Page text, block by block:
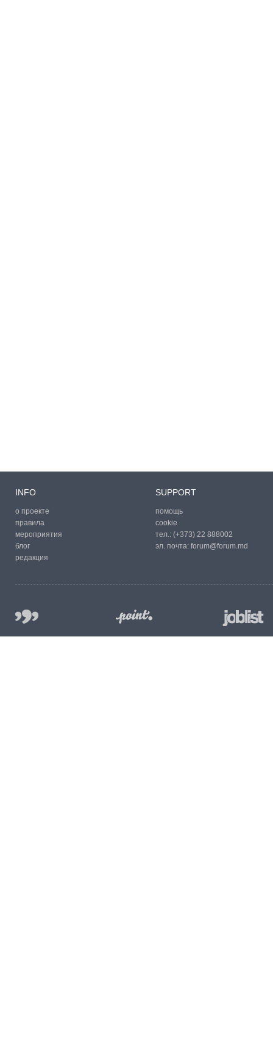
INFO
о проекте
правила
мероприятия
блог
редакция
SUPPORT
помощь
cookie
тел.: (+373) 22 888002
эл. почта: forum@forum.md